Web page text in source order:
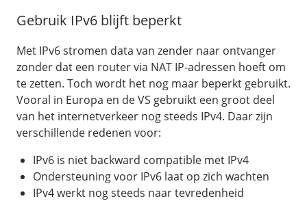
Gebruik IPv6 blijft beperkt
Met IPv6 stromen data van zender naar ontvanger
zonder dat een router via NAT IP-adressen hoeft om
te zetten. Toch wordt het nog maar beperkt gebruikt.
Vooral in Europa en de VS gebruikt een groot deel
van het internetverkeer nog steeds IPv4. Daar zijn
verschillende redenen voor:
IPv6 is niet backward compatible met IPv4
Ondersteuning voor IPv6 laat op zich wachten
IPv4 werkt nog steeds naar tevredenheid